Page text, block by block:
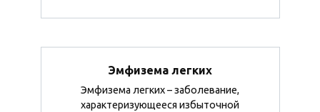
Эмфизема легких
Эмфизема легких – заболевание,
характеризующееся избыточной